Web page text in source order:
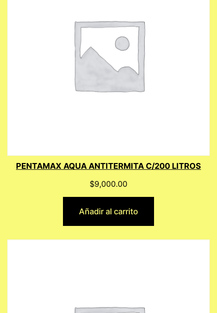
PENTAMAX AQUA ANTITERMITA C/200 LITROS
$9,000.00
Añadir al carrito